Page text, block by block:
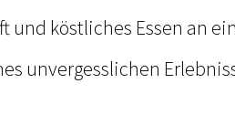
und köstliches Essen an
unvergesslichen